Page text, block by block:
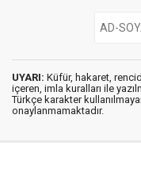
UYARI: Küfür, hakaret,
içeren, imla kuralları ile
Türkçe karakter
onaylanmamaktadır.